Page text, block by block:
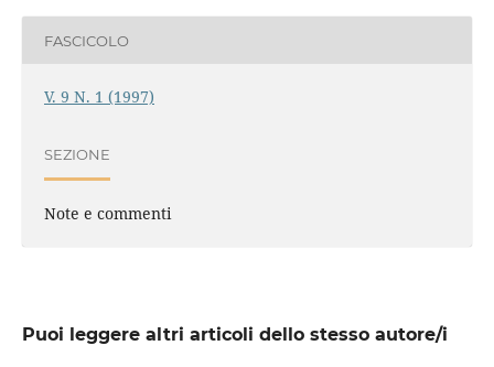
FASCICOLO
V. 9 N. 1 (1997)
SEZIONE
Note e commenti
Puoi leggere altri articoli dello stesso autore/i